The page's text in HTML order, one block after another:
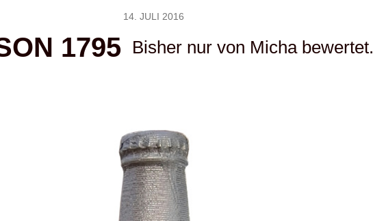
14. JULI 2016
1795 Bisher nur von Micha bewertet.